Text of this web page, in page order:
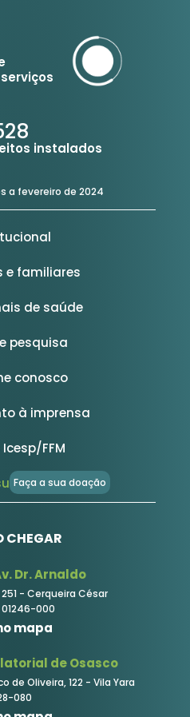
instalados
a fevereiro de 2024
e familiares
de saúde
pesquisa
conosco
à imprensa
FFM
DOAÇÃO
CHEGAR
Dr. Arnaldo
251 - Cerqueira César
01246-000
mapa
de Osasco
de Oliveira, 122 - Vila Yara
080
Faça a sua doação